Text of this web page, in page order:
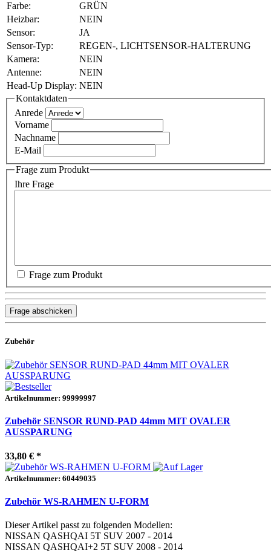
Farbe:
GRÜN
Heizbar:
NEIN
Sensor:
JA
Sensor-Typ:
REGEN-, LICHTSENSOR-HALTERUNG
Kamera:
NEIN
Antenne:
NEIN
Head-Up Display: NEIN
Kontaktdaten
Anrede
Vorname
Nachname
E-Mail
Frage zum Produkt
Ihre Frage
Frage zum Produkt
Frage abschicken
Zubehör
Artikelnummer: 99999997
Zubehör SENSOR RUND-PAD 44mm MIT OVALER
AUSSPARUNG
33,80 € *
Artikelnummer: 60449035
Zubehör WS-RAHMEN U-FORM
Dieser Artikel passt zu folgenden Modellen:
NISSAN QASHQAI 5T SUV 2007 - 2014
NISSAN QASHQAI+2 5T SUV 2008 - 2014